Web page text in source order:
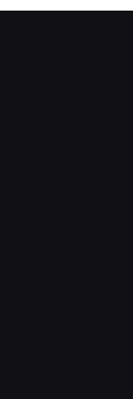
tiene